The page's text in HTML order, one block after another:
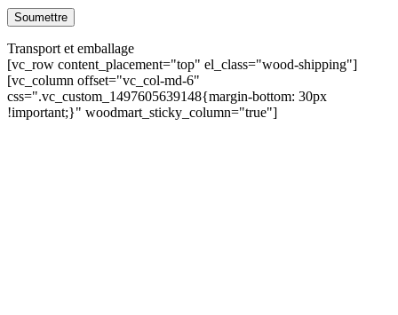
Transport et emballage
[vc_row content_placement="top" el_class="wood-shipping"]
[vc_column offset="vc_col-md-6"
css=".vc_custom_1497605639148{margin-bottom: 30px
!important;}" woodmart_sticky_column="true"]